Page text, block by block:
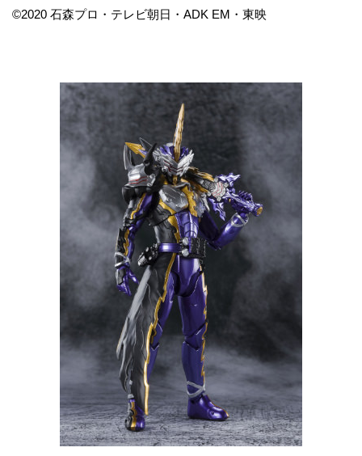
©2020 石森プロ・テレビ朝日・ADK EM・東映